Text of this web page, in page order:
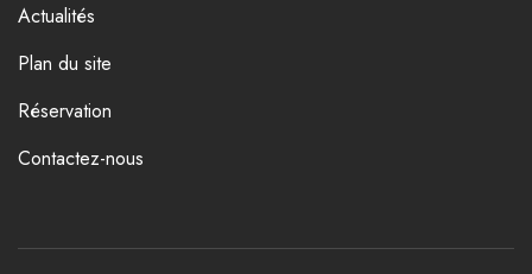
Actualités
Plan du site
Réservation
Contactez-nous